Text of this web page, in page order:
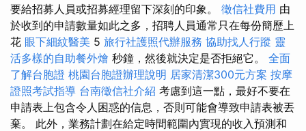
要給招募人員或招募經理留下深刻的印象。 徵信社費用 由
於收到的申請數量如此之多，招聘人員通常只在每份簡歷上
花 眼下細紋醫美 5 旅行社護照代辦服務 協助找人行蹤 靈
活多樣的自助餐外燴 秒鐘，然後就決定是否拒絕它。 全面
了解台胞證 桃園台胞證辦理說明 居家清潔300元方案 按摩
證照考試指導 台南徵信社介紹 考慮到這一點，最好不要在
申請表上包含令人困惑的信息，否則可能會導致申請表被丟
棄。 此外，業務計劃在給定時間範圍內實現的收入預測和